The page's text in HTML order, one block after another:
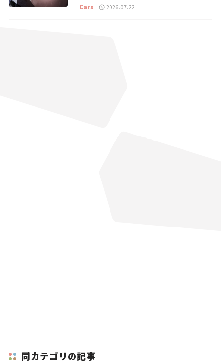
Cars 2026.07.22
同カテゴリの記事